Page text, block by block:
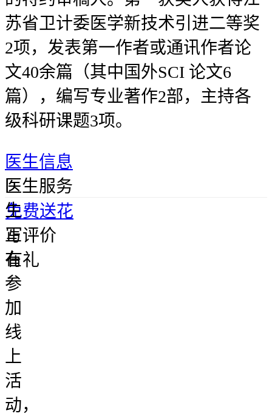
苏省卫计委医学新技术引进二等奖
2项，发表第一作者或通讯作者论
文40余篇（其中国外SCI 论文6
篇），编写专业著作2部，主持各
级科研课题3项。
医生信息
医
生
正
在
参
加
线
上
活
动，
医生服务
免费送花
写评价
有礼